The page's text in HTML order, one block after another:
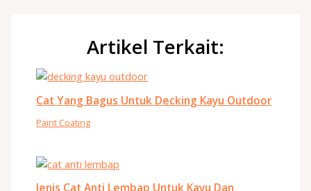
Artikel Terkait:
Cat Yang Bagus Untuk Decking Kayu Outdoor
Paint Coating
Jenis Cat Anti Lembap Untuk Kayu Dan